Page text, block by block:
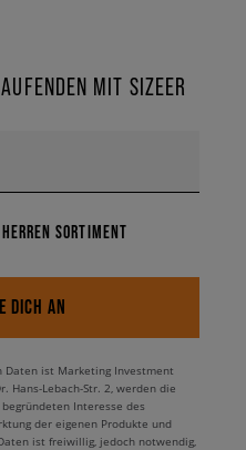
MIT SIZEER
HERREN SORTIMENT
DICH AN
Daten ist Marketing Investment
Hans-Lebach-Str. 2, werden die
Interesse des
der eigenen Produkte und
ist freiwillig, jedoch notwendig,